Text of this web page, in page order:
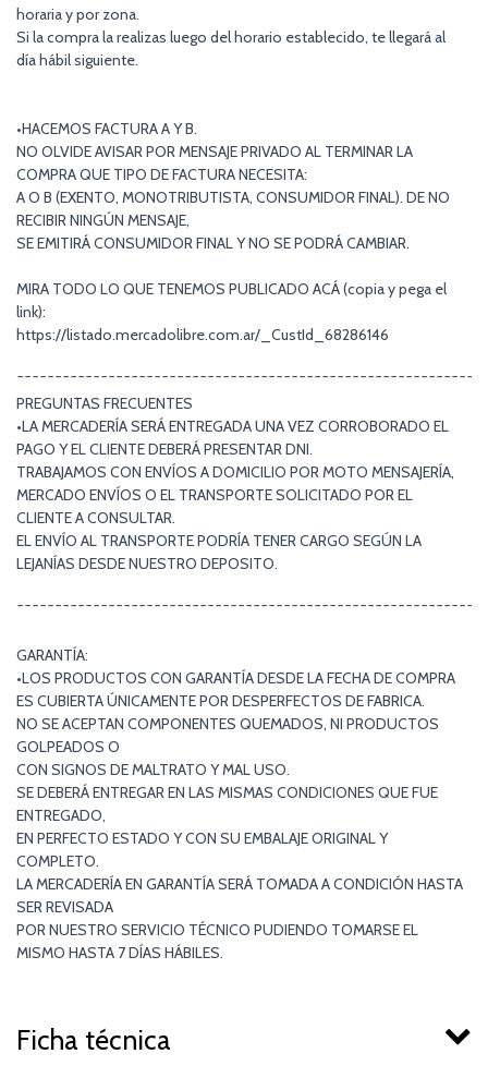
horaria y por zona.
Si la compra la realizas luego del horario establecido, te llegará al
día hábil siguiente.
•HACEMOS FACTURA A Y B.
NO OLVIDE AVISAR POR MENSAJE PRIVADO AL TERMINAR LA
COMPRA QUE TIPO DE FACTURA NECESITA:
A O B (EXENTO, MONOTRIBUTISTA, CONSUMIDOR FINAL). DE NO
RECIBIR NINGÚN MENSAJE,
SE EMITIRÁ CONSUMIDOR FINAL Y NO SE PODRÁ CAMBIAR.
MIRA TODO LO QUE TENEMOS PUBLICADO ACÁ (copia y pega el
link):
https://listado.mercadolibre.com.ar/_CustId_68286146
PREGUNTAS FRECUENTES
•LA MERCADERÍA SERÁ ENTREGADA UNA VEZ CORROBORADO EL
PAGO Y EL CLIENTE DEBERÁ PRESENTAR DNI.
TRABAJAMOS CON ENVÍOS A DOMICILIO POR MOTO MENSAJERÍA,
MERCADO ENVÍOS O EL TRANSPORTE SOLICITADO POR EL
CLIENTE A CONSULTAR.
EL ENVÍO AL TRANSPORTE PODRÍA TENER CARGO SEGÚN LA
LEJANÍAS DESDE NUESTRO DEPOSITO.
GARANTÍA:
•LOS PRODUCTOS CON GARANTÍA DESDE LA FECHA DE COMPRA
ES CUBIERTA ÚNICAMENTE POR DESPERFECTOS DE FABRICA.
NO SE ACEPTAN COMPONENTES QUEMADOS, NI PRODUCTOS
GOLPEADOS O
CON SIGNOS DE MALTRATO Y MAL USO.
SE DEBERÁ ENTREGAR EN LAS MISMAS CONDICIONES QUE FUE
ENTREGADO,
EN PERFECTO ESTADO Y CON SU EMBALAJE ORIGINAL Y
COMPLETO.
LA MERCADERÍA EN GARANTÍA SERÁ TOMADA A CONDICIÓN HASTA
SER REVISADA
POR NUESTRO SERVICIO TÉCNICO PUDIENDO TOMARSE EL
MISMO HASTA 7 DÍAS HÁBILES.
Ficha técnica